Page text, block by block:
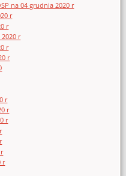
na 04 grudnia 2020 r
r
r
r
r
r
r
r
r
r